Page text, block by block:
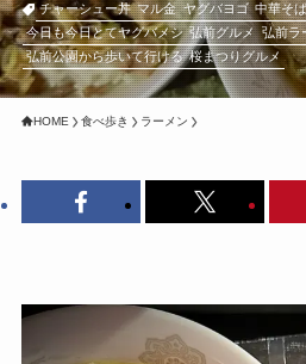
チャーシュー丼 マル金 ヤグバヨゴ 中華そ
今日も今日とてヤグバメシ 弘前グルメ 弘前ラ
弘前公園から歩いて行ける 桜まつりグルメ
HOME 食べ歩き ラーメン